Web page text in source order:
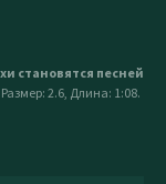
становятся песней
2.6, Длина: 1:08.